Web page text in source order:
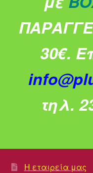
30€.
τηλ.
Η εταιρεία μας